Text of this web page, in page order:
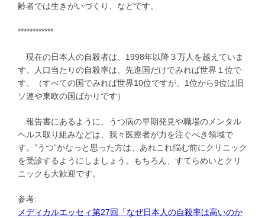
齢者では生きがいづくり、などです。
************
現在の日本人の自殺者は、1998年以降３万人を越えていま
す。人口当たりの自殺率は、先進国だけでみれば世界１位で
す。（すべての国でみれば世界10位ですが、1位から9位は旧
ソ連や東欧の国ばかりです）
報告書にあるように、うつ病の早期発見や職場のメンタル
ヘルス取り組みなどは、我々医療者が力を注ぐべき領域で
す。”うつ”かなっと思った方は、あれこれ悩む前にクリニック
を受診するようにしましょう。もちろん、すてらめいとクリ
ニックも大歓迎です。
参考:
メディカルエッセィ第27回「なぜ日本人の自殺率は高いのか